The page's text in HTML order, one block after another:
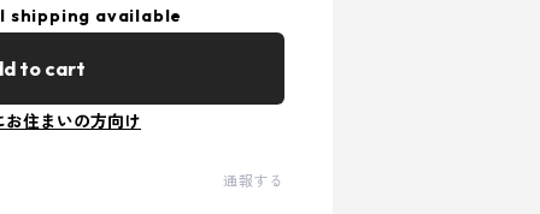
shipping available
to cart
お住まいの方向け
通報する